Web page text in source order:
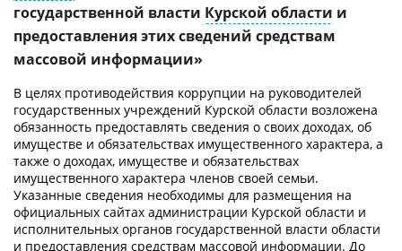
государственной власти Курской области и
предоставления этих сведений средствам
массовой информации»
В целях противодействия коррупции на руководителей
государственных учреждений Курской области возложена
обязанность предоставлять сведения о своих доходах, об
имуществе и обязательствах имущественного характера, а
также о доходах, имуществе и обязательствах
имущественного характера членов своей семьи.
Указанные сведения необходимы для размещения на
официальных сайтах администрации Курской области и
исполнительных органов государственной власти области
и предоставления средствам массовой информации. До